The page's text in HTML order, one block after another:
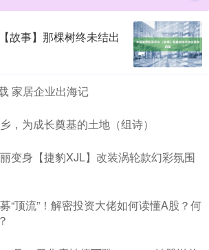
故事】那棵树终未结出
家居企业出海记
，为成长奠基的土地（组诗）
变身【捷豹XJL】改装涡轮款幻彩氛围
“顶流”！解密投资大佬如何读懂A股？何